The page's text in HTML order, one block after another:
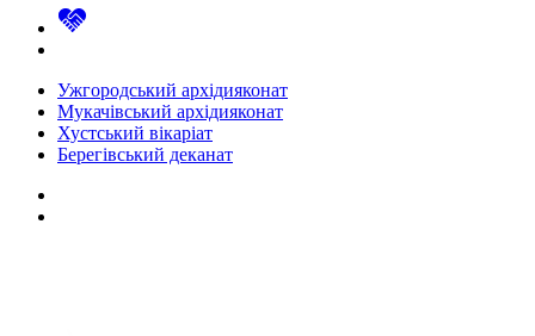
Ужгородський архідияконат
Мукачівський архідияконат
Хустський вікаріат
Берегівський деканат